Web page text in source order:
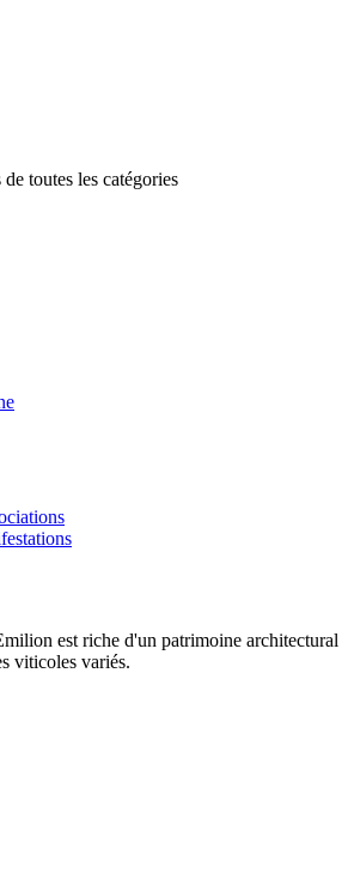
toutes les catégories
est riche d'un patrimoine architectural
viticoles variés.